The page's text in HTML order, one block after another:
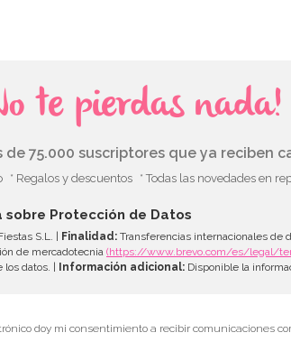
te pierdas nada!
de 75.000 suscriptores que ya reciben
* Regalos y descuentos * Todas las novedades en
sobre Protección de Datos
S.L. | Finalidad: Transferencias internacionales de
de mercadotecnia (https://www.brevo.com/es/legal/
los datos. | Información adicional: Disponible la
doy mi consentimiento a recibir comunicaciones